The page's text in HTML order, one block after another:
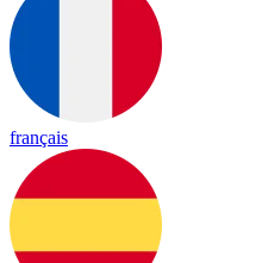
français